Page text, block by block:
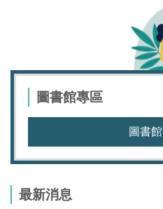
圖書館專區
圖書
最新消息